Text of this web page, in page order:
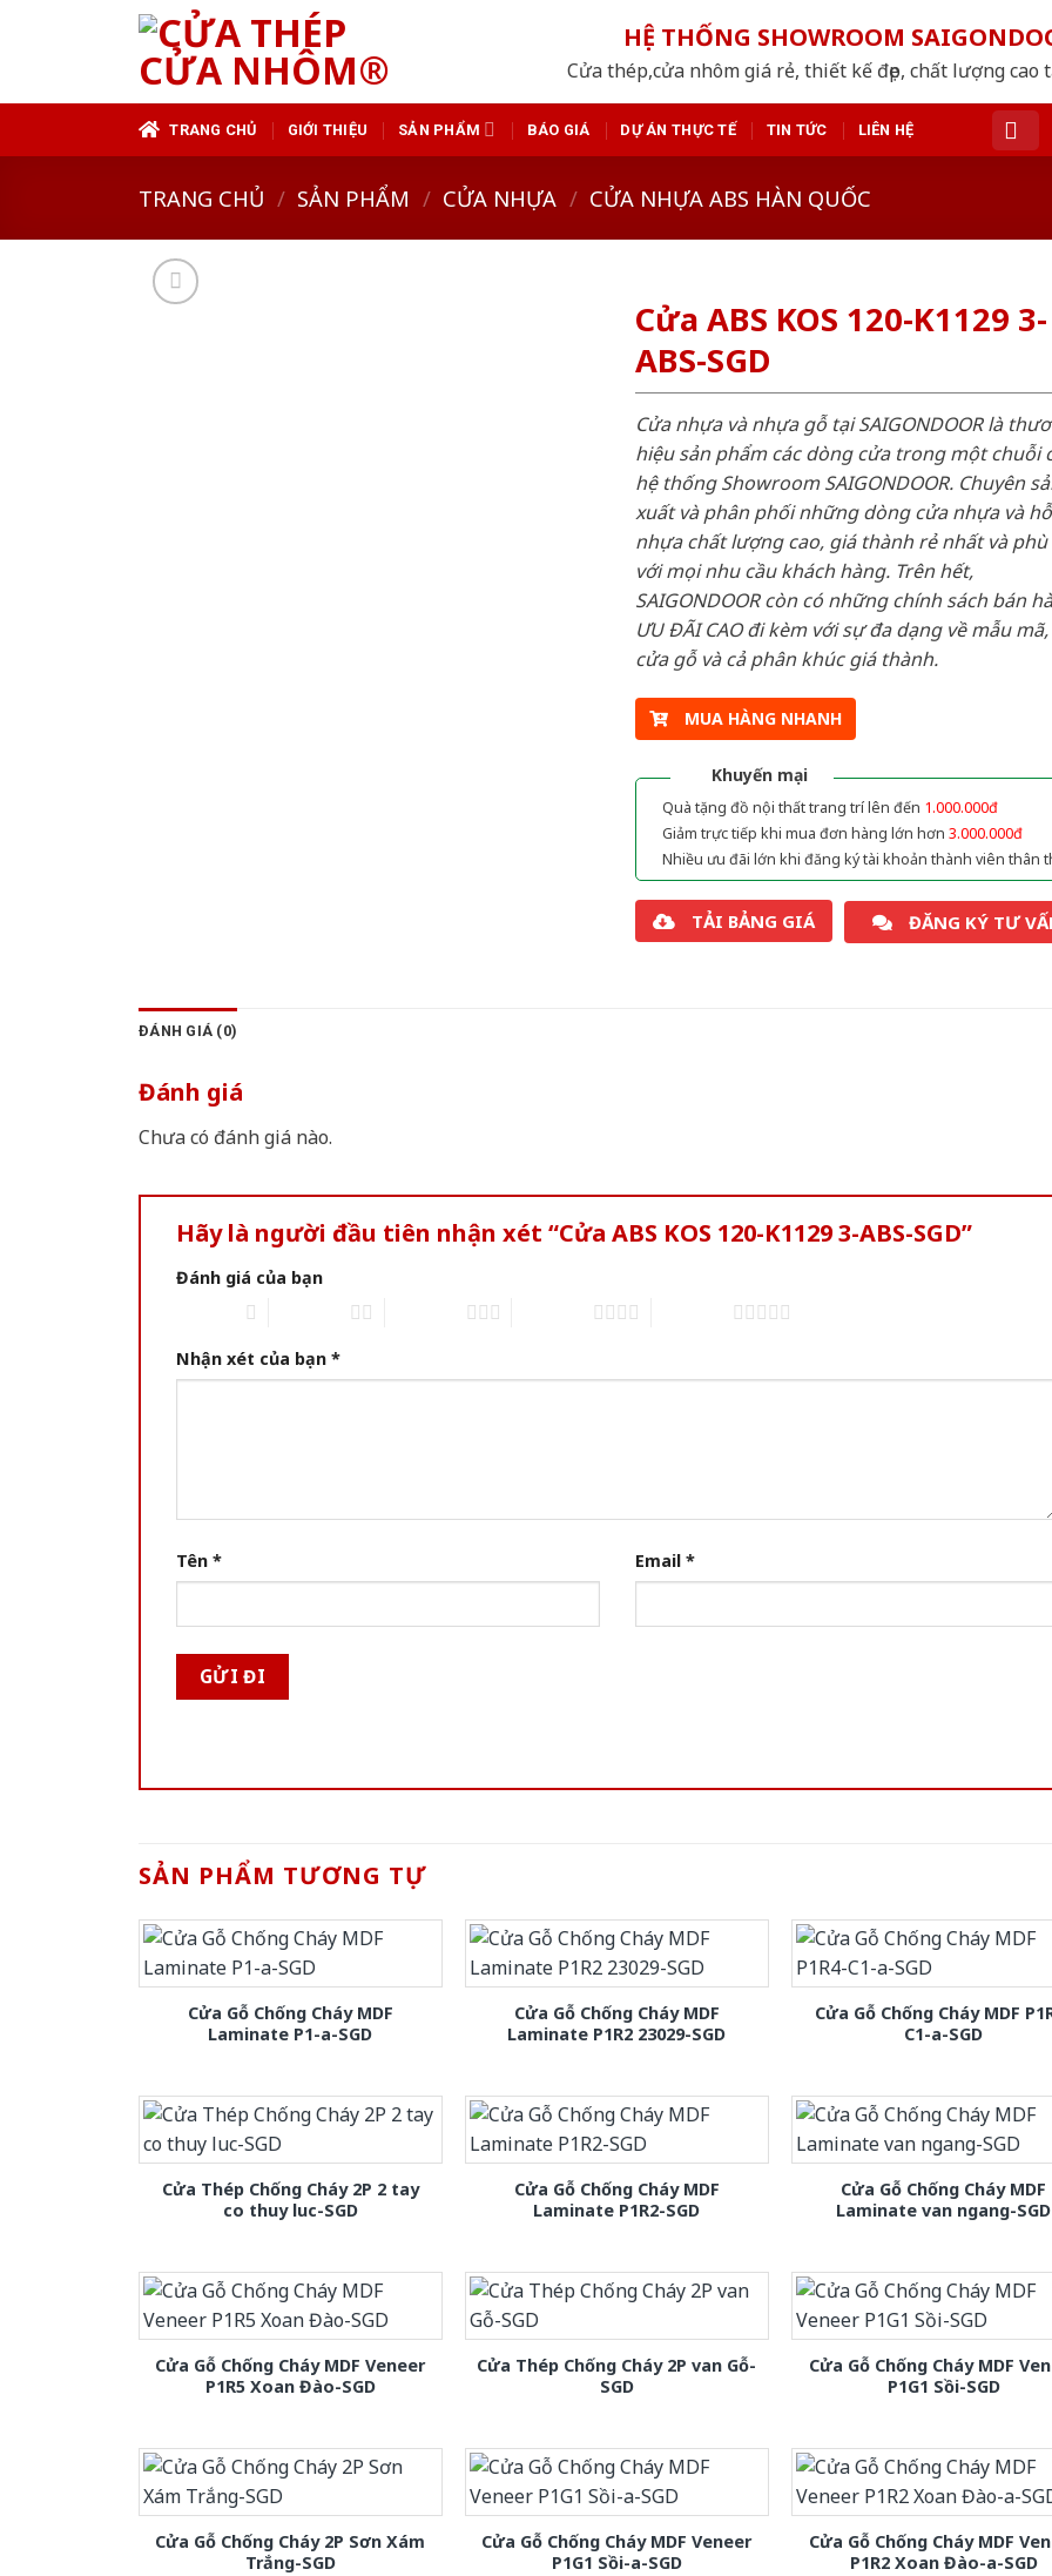
HỆ THỐNG SHOWROOM
Cửa thép,cửa nhôm giá rẻ, thiết kế đẹp, chất lượng cao
TRANG CHỦ GIỚI THIỆU SẢN PHẨM BÁO GIÁ DỰ ÁN THỰC TẾ TIN TỨC LIÊN HỆ
TRANG CHỦ / SẢN PHẨM / CỬA NHỰA / CỬA NHỰA ABS HÀN QUỐC
Cửa ABS KOS 120-K1129 3-
ABS-SGD
Cửa nhựa và nhựa gỗ tại SAIGONDOOR là
hiệu sản phẩm các dòng cửa trong một chuỗi
hệ thống Showroom SAIGONDOOR. Chuyên
xuất và phân phối những dòng cửa nhựa và
nhựa chất lượng cao, giá thành rẻ nhất và
với mọi nhu cầu khách hàng. Trên hết,
SAIGONDOOR còn có những chính sách bán
ƯU ĐÃI CAO đi kèm với sự đa dạng về mẫu
cửa gỗ và cả phân khúc giá thành.
MUA HÀNG NHANH
Khuyến mại
Quà tặng đồ nội thất trang trí lên đến 1.000.000đ
Giảm trực tiếp khi mua đơn hàng lớn hơn 3.000.000đ
Nhiều ưu đãi lớn khi đăng ký tài khoản thành viên thân
TẢI BẢNG GIÁ ĐĂNG KÝ TƯ
ĐÁNH GIÁ (0)
Đánh giá
Chưa có đánh giá nào.
Hãy là người đầu tiên nhận xét “Cửa ABS KOS 120-K1129 3-ABS-SGD”
Đánh giá của bạn
Nhận xét của bạn *
Tên * Email *
SẢN PHẨM TƯƠNG TỰ
Cửa Gỗ Chống Cháy MDF
Laminate P1-a-SGD
Cửa Gỗ Chống Cháy MDF
Laminate P1R2 23029-SGD
Cửa Gỗ Chống Cháy MDF
C1-a-SGD
Cửa Thép Chống Cháy 2P 2 tay
co thuy luc-SGD
Cửa Gỗ Chống Cháy MDF
Laminate P1R2-SGD
Cửa Gỗ Chống Cháy MDF
Laminate van ngang-SGD
Cửa Gỗ Chống Cháy MDF Veneer
P1R5 Xoan Đào-SGD
Cửa Thép Chống Cháy 2P van Gỗ-
SGD
Cửa Gỗ Chống Cháy MDF
P1G1 Sồi-SGD
Cửa Gỗ Chống Cháy 2P Sơn Xám
Trắng-SGD
Cửa Gỗ Chống Cháy MDF Veneer
P1G1 Sồi-a-SGD
Cửa Gỗ Chống Cháy MDF
P1R2 Xoan Đào-a-SGD